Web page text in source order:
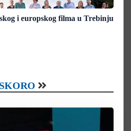
i europskog filma u Trebinju